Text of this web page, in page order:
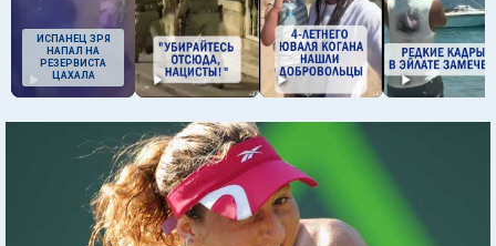
ИСПАНЕЦ ЗРЯ
НАПАЛ НА
РЕЗЕРВИСТА
ЦАХАЛА